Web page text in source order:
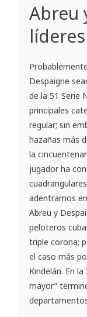
Abreu
Despaigne
de la 51 Serie
principales
regular; sin
hazañas más
la
jugador ha
adentrarnos
Abreu y
peloteros
triple corona;
el caso más
Kindelán. En
mayor”